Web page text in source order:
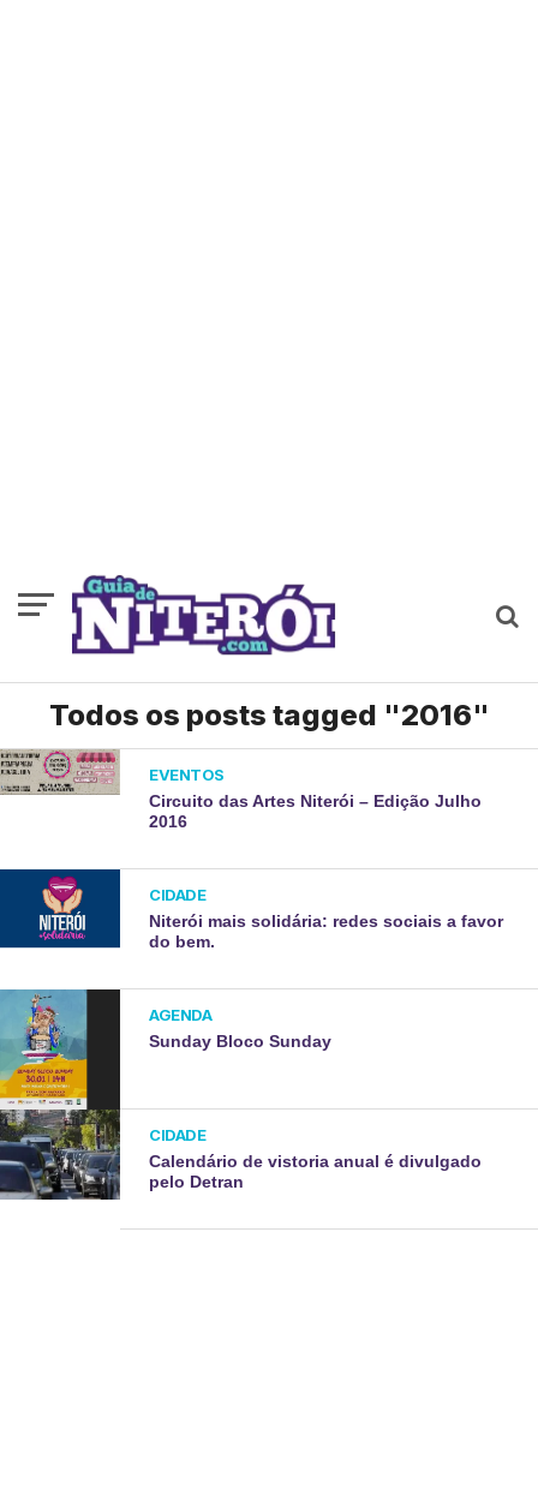
Todos os posts tagged "2016"
EVENTOS
Circuito das Artes Niterói – Edição Julho
2016
CIDADE
Niterói mais solidária: redes sociais a favor
do bem.
AGENDA
Sunday Bloco Sunday
CIDADE
Calendário de vistoria anual é divulgado
pelo Detran